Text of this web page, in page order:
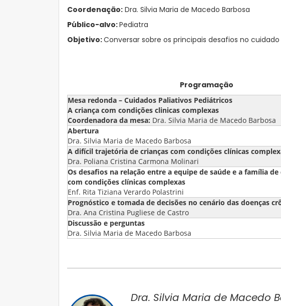
Coordenação: Dra. Silvia Maria de Macedo Barbosa
Público-alvo:Pediatra
Objetivo:Conversar sobre os principais desafios no
Programação
Mesa redonda – Cuidados Paliativos Pediátricos
A criança com condições clinicas complexas
Coordenadora da mesa: Dra. Silvia Maria de Macedo Barbosa
Abertura
Dra. Silvia Maria de Macedo Barbosa
A difícil trajetória de crianças com condições clínicas
Dra. Poliana Cristina Carmona Molinari
Os desafios na relação entre a equipe de saúde e a família de
com condições clínicas complexas
Enf. Rita Tiziana Verardo Polastrini
Prognóstico e tomada de decisões no cenário das doenças
Dra. Ana Cristina Pugliese de Castro
Discussão e perguntas
Dra. Silvia Maria de Macedo Barbosa
Dra. Silvia Maria de Macedo